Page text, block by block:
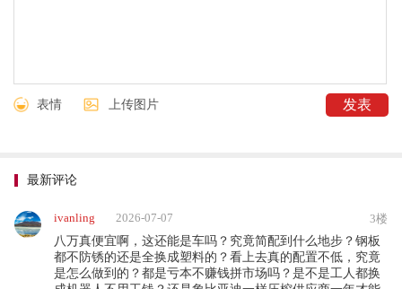
表情 上传图片
最新评论
ivanling 2026-07-07
3楼
八万真便宜啊，这还能是车吗？究竟简配到什么地步？钢板
都不防锈的还是全换成塑料的？看上去真的配置不低，究竟
是怎么做到的？都是亏本不赚钱拼市场吗？是不是工人都换